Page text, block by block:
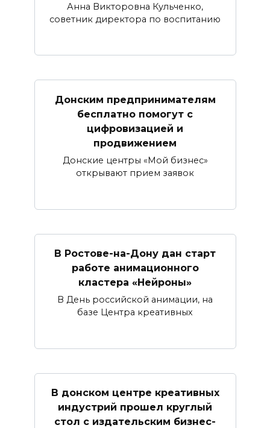
Анна Викторовна Кульченко,
советник директора по воспитанию
Донским предпринимателям
бесплатно помогут с
цифровизацией и
продвижением
Донские центры «Мой бизнес»
открывают прием заявок
В Ростове-на-Дону дан старт
работе анимационного
кластера «Нейроны»
В День российской анимации, на
базе Центра креативных
В донском центре креативных
индустрий прошел круглый
стол с издательским бизнес-